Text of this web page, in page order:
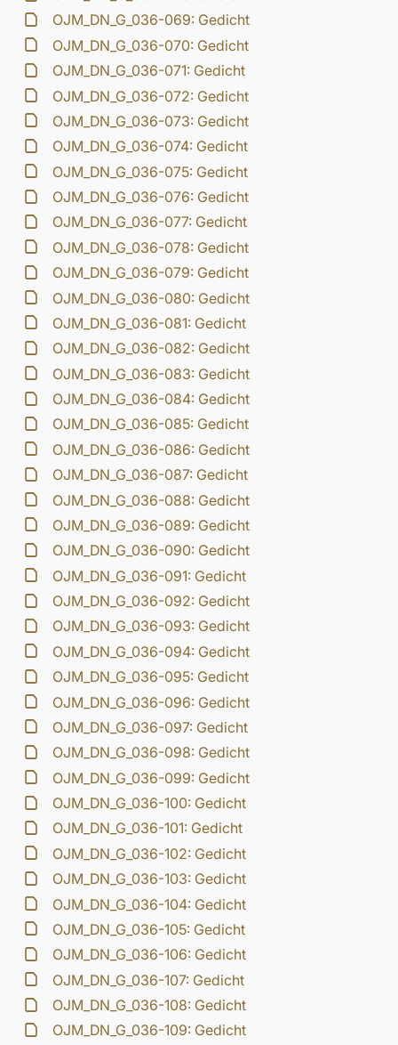
OJM_DN_G_036-069: Gedicht
OJM_DN_G_036-070: Gedicht
OJM_DN_G_036-071: Gedicht
OJM_DN_G_036-072: Gedicht
OJM_DN_G_036-073: Gedicht
OJM_DN_G_036-074: Gedicht
OJM_DN_G_036-075: Gedicht
OJM_DN_G_036-076: Gedicht
OJM_DN_G_036-077: Gedicht
OJM_DN_G_036-078: Gedicht
OJM_DN_G_036-079: Gedicht
OJM_DN_G_036-080: Gedicht
OJM_DN_G_036-081: Gedicht
OJM_DN_G_036-082: Gedicht
OJM_DN_G_036-083: Gedicht
OJM_DN_G_036-084: Gedicht
OJM_DN_G_036-085: Gedicht
OJM_DN_G_036-086: Gedicht
OJM_DN_G_036-087: Gedicht
OJM_DN_G_036-088: Gedicht
OJM_DN_G_036-089: Gedicht
OJM_DN_G_036-090: Gedicht
OJM_DN_G_036-091: Gedicht
OJM_DN_G_036-092: Gedicht
OJM_DN_G_036-093: Gedicht
OJM_DN_G_036-094: Gedicht
OJM_DN_G_036-095: Gedicht
OJM_DN_G_036-096: Gedicht
OJM_DN_G_036-097: Gedicht
OJM_DN_G_036-098: Gedicht
OJM_DN_G_036-099: Gedicht
OJM_DN_G_036-100: Gedicht
OJM_DN_G_036-101: Gedicht
OJM_DN_G_036-102: Gedicht
OJM_DN_G_036-103: Gedicht
OJM_DN_G_036-104: Gedicht
OJM_DN_G_036-105: Gedicht
OJM_DN_G_036-106: Gedicht
OJM_DN_G_036-107: Gedicht
OJM_DN_G_036-108: Gedicht
OJM_DN_G_036-109: Gedicht